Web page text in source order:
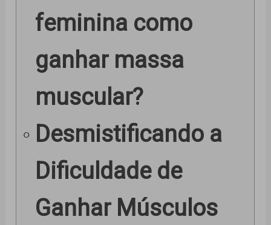
feminina como
ganhar massa
muscular?
Desmistificando a
Dificuldade de
Ganhar Músculos